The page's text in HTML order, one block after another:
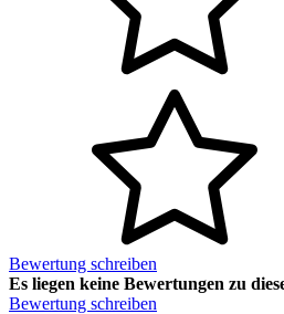
Bewertung schreiben
Es liegen keine Bewertungen zu
Bewertung schreiben